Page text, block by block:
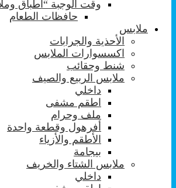
وقت الوجبة “أطباق
حافظات الطعام
ملابس
الأحذية والجرابات
اكسسوارات الملابس
شنط وحقائب
ملابس الربيع والصيف
داخلي
اطقم مشفى
ملف وحرام
أفرهول وقطعة واحدة
الأطقم والأزياء
بيجامة
ملابس الشتاء والخريف
داخلي